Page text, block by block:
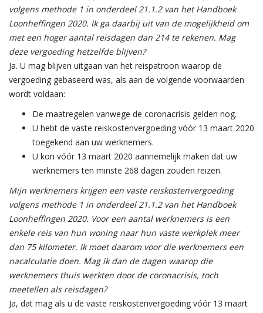
volgens methode 1 in onderdeel 21.1.2 van het Handboek
Loonheffingen 2020. Ik ga daarbij uit van de mogelijkheid om
met een hoger aantal reisdagen dan 214 te rekenen. Mag
deze vergoeding hetzelfde blijven?
Ja. U mag blijven uitgaan van het reispatroon waarop de
vergoeding gebaseerd was, als aan de volgende voorwaarden
wordt voldaan:
De maatregelen vanwege de coronacrisis gelden nog.
U hebt de vaste reiskostenvergoeding vóór 13 maart 2020
toegekend aan uw werknemers.
U kon vóór 13 maart 2020 aannemelijk maken dat uw
werknemers ten minste 268 dagen zouden reizen.
Mijn werknemers krijgen een vaste reiskostenvergoeding
volgens methode 1 in onderdeel 21.1.2 van het Handboek
Loonheffingen 2020. Voor een aantal werknemers is een
enkele reis van hun woning naar hun vaste werkplek meer
dan 75 kilometer. Ik moet daarom voor die werknemers een
nacalculatie doen. Mag ik dan de dagen waarop die
werknemers thuis werkten door de coronacrisis, toch
meetellen als reisdagen?
Ja, dat mag als u de vaste reiskostenvergoeding vóór 13 maart